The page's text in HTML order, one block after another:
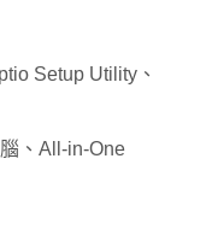
Setup Utility、
、All-in-One